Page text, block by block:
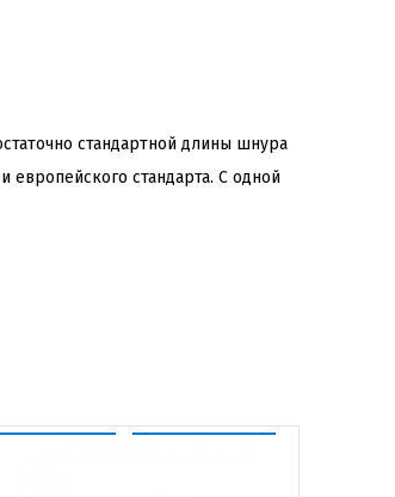
стандартной длины шнура
европейского стандарта. С одной